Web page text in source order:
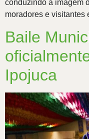
conduzindo a imagem
moradores e visitantes
Baile
Ipojuca